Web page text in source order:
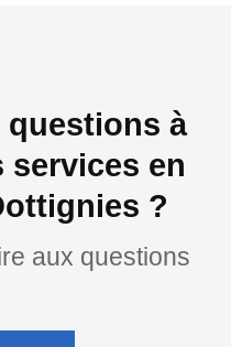
questions à
services en
?
aux questions